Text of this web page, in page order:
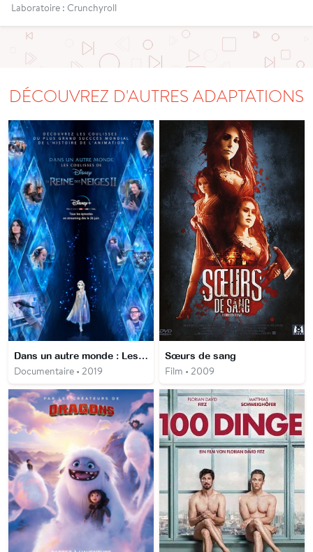
Laboratoire : Crunchyroll
DÉCOUVREZ D'AUTRES ADAPTATIONS
Dans un autre monde : Les coulisses de la Reine des Neiges II
Documentaire • 2019
Sœurs de sang
Film • 2009